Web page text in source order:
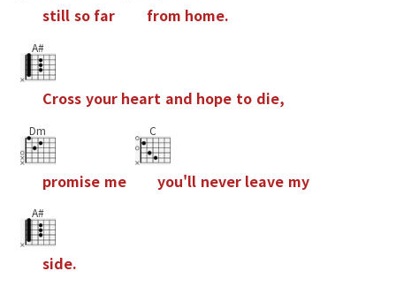
still sofar from home.
A#
Cross your heart and hope to die,
Dm
promise me
C
you'll never leave my
A#
side.